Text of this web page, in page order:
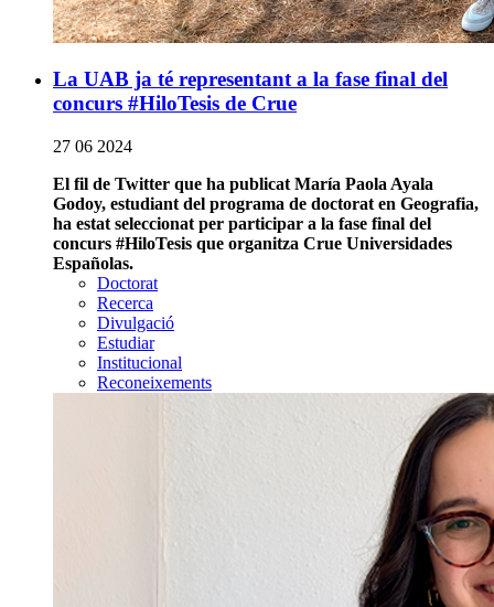
La UAB ja té representant a la fase final del
concurs #HiloTesis de Crue
27 06 2024
El fil de Twitter que ha publicat María Paola Ayala
Godoy, estudiant del programa de doctorat en Geografia,
ha estat seleccionat per participar a la fase final del
concurs #HiloTesis que organitza Crue Universidades
Españolas.
Doctorat
Recerca
Divulgació
Estudiar
Institucional
Reconeixements